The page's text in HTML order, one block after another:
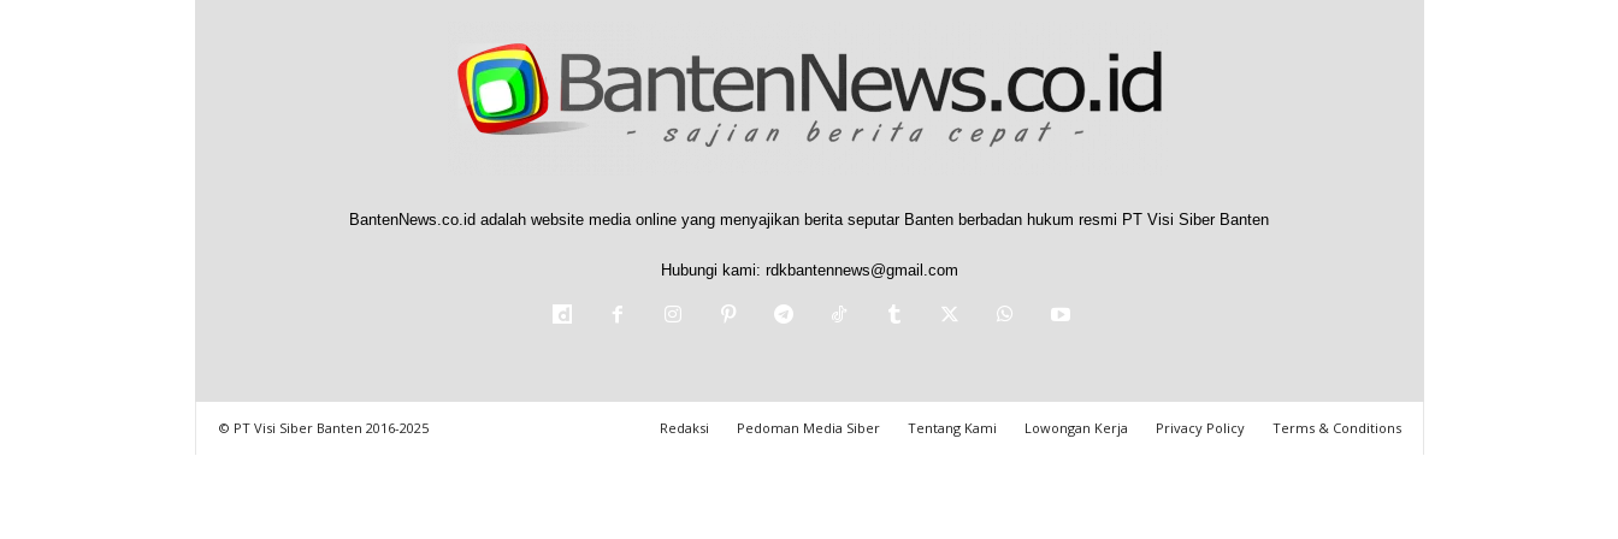
BantenNews.co.id adalah website media online yang menyajikan berita seputar Banten berbadan hukum resmi PT Visi Siber Banten
Hubungi kami: rdkbantennews@gmail.com
Redaksi Pedoman Media Siber Tentang Kami Lowongan Kerja Privacy Policy Terms & Conditions
© PT Visi Siber Banten 2016-2025